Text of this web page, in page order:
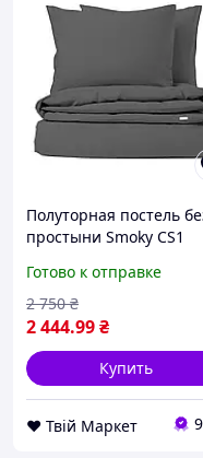
Полуторная постель
простыни Smoky CS1
см D7-2026
Готово к отправке
2 444.99₴
2 750 ₴
Купить
❤️ Твій Маркет